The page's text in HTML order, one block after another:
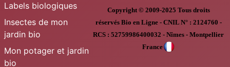
Labels biologiques
Insectes de mon
jardin bio
Mon potager et jardin
bio
Copyright © 2009-2025 Tous droits
réservésBio en Ligne - CNIL N° : 2124760 -
RCS : 52759986400032 - Nîmes - Montpellier
France